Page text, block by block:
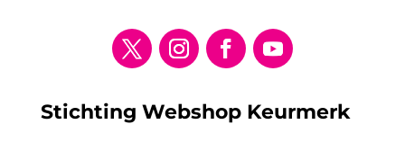
Stichting Webshop Keurmerk